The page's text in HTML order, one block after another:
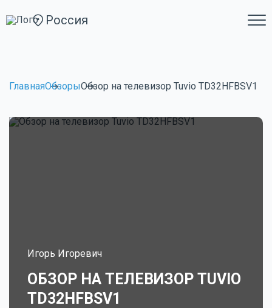
Россия
ГлавнаяОбзорыОбзор на телевизор Tuvio TD32HFBSV1
Игорь Игоревич
ОБЗОР НА ТЕЛЕВИЗОР TUVIO
TD32HFBSV1